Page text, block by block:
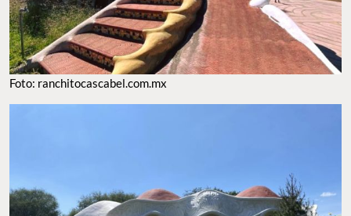
Foto: ranchitocascabel.com.mx